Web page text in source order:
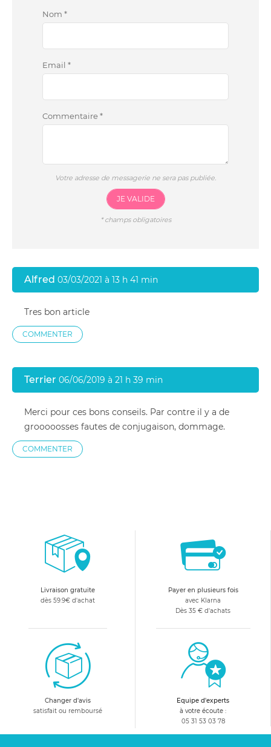
Nom *
Email *
Commentaire*
Votre adresse de messagerie ne sera pas publiée.
JE VALIDE
*champs obligatoires
Alfred 03/03/2021 à 13 h 41 min
Tres bon article
COMMENTER
Terrier 06/06/2019 à 21 h 39 min
Merci pour ces bons conseils. Par contre il y a de
grooooosses fautes de conjugaison, dommage.
COMMENTER
Livraison gratuite
dès 59.9€ d'achat
Payer en plusieurs fois
avec Klarna
Dès 35 € d'achats
Changer d'avis
satisfait ou remboursé
Equipe d'experts
à votre écoute :
05 31 53 03 78